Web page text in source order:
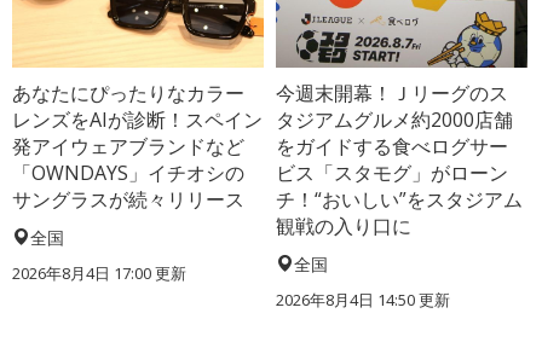
あなたにぴったりなカラー
レンズをAIが診断！スペイン
発アイウェアブランドなど
「OWNDAYS」イチオシの
サングラスが続々リリース
全国
2026年8月4日 17:00更新
今週末開幕！Ｊリーグのス
タジアムグルメ約2000店舗
をガイドする食べログサー
ビス「スタモグ」がローン
チ！“おいしい”をスタジアム
観戦の入り口に
全国
2026年8月4日 14:50更新